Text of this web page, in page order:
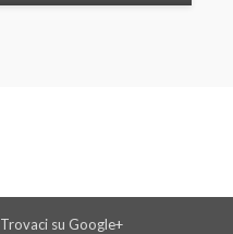
Trovaci su Google+